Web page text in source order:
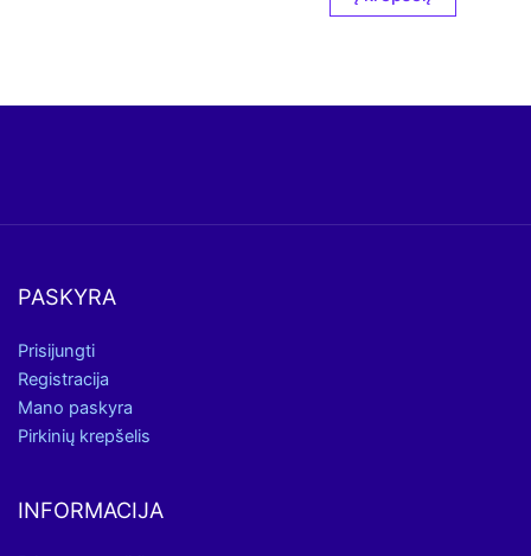
PASKYRA
Prisijungti
Registracija
Mano paskyra
Pirkinių krepšelis
INFORMACIJA